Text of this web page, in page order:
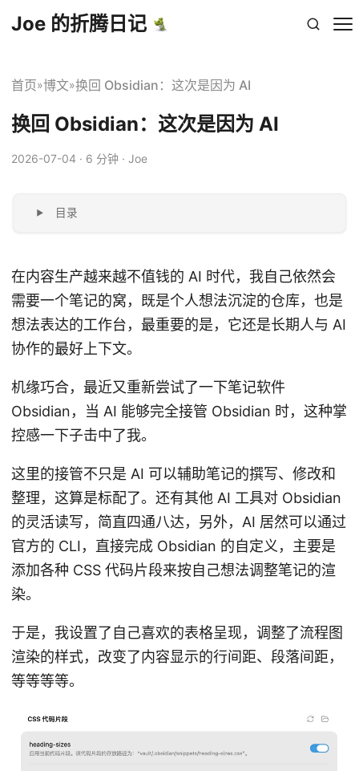
Joe 的折腾日记
首页»博文»换回 Obsidian：这次是因为 AI
换回 Obsidian：这次是因为 AI
2026-07-04 · 6 分钟 · Joe
目录
在内容生产越来越不值钱的 AI 时代，我自己依然会
需要一个笔记的窝，既是个人想法沉淀的仓库，也是
想法表达的工作台，最重要的是，它还是长期人与 AI
协作的最好上下文。
机缘巧合，最近又重新尝试了一下笔记软件
Obsidian，当 AI 能够完全接管 Obsidian 时，这种掌
控感一下子击中了我。
这里的接管不只是 AI 可以辅助笔记的撰写、修改和
整理，这算是标配了。还有其他 AI 工具对 Obsidian
的灵活读写，简直四通八达，另外，AI 居然可以通过
官方的 CLI，直接完成 Obsidian 的自定义，主要是
添加各种 CSS 代码片段来按自己想法调整笔记的渲
染。
于是，我设置了自己喜欢的表格呈现，调整了流程图
渲染的样式，改变了内容显示的行间距、段落间距，
等等等等。